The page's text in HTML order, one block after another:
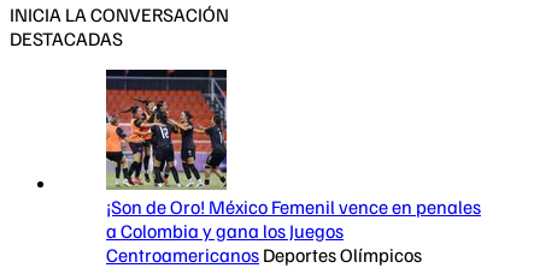
INICIA LA CONVERSACIÓN
DESTACADAS
¡Son de Oro! México Femenil vence en penales
a Colombia y gana los Juegos
Centroamericanos Deportes Olímpicos